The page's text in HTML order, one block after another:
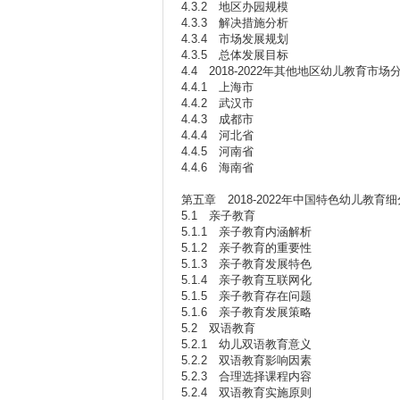
4.3.2 地区办园规模
4.3.3 解决措施分析
4.3.4 市场发展规划
4.3.5 总体发展目标
4.4 2018-2022年其他地区幼儿教育市场
4.4.1 上海市
4.4.2 武汉市
4.4.3 成都市
4.4.4 河北省
4.4.5 河南省
4.4.6 海南省
第五章 2018-2022年中国特色幼儿教育细
5.1 亲子教育
5.1.1 亲子教育内涵解析
5.1.2 亲子教育的重要性
5.1.3 亲子教育发展特色
5.1.4 亲子教育互联网化
5.1.5 亲子教育存在问题
5.1.6 亲子教育发展策略
5.2 双语教育
5.2.1 幼儿双语教育意义
5.2.2 双语教育影响因素
5.2.3 合理选择课程内容
5.2.4 双语教育实施原则